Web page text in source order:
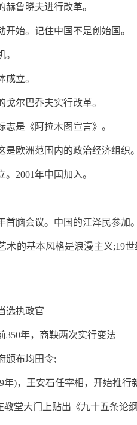
赫鲁晓夫进行改革。
开始。记住中国不是创始国。
成立。
戈尔巴乔夫实行改革。
志是《阿拉木图宣言》。
是欧洲范围内的政治经济组织
2001年中国加入。
首脑会议。中国的江泽民参加
术的基本风格是浪漫主义;19
选执政官
350年，商鞅两次实行变法
颁布均田令;
年)，王安石任宰相，开始推
教堂大门上贴出《九十五条论